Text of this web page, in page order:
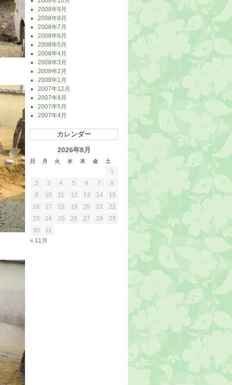
2008年9月
2008年8月
2008年7月
2008年6月
2008年5月
2008年4月
2008年3月
2008年2月
2008年1月
2007年12月
2007年8月
2007年5月
2007年4月
カレンダー
2026年8月
日 月 火 水 木 金 土
« 11月
1
2
3 4 5 6 7
8
9
10 11 12 13 14
15
16
17 18 19 20 21
22
23
24 25 26 27 28
29
30
31